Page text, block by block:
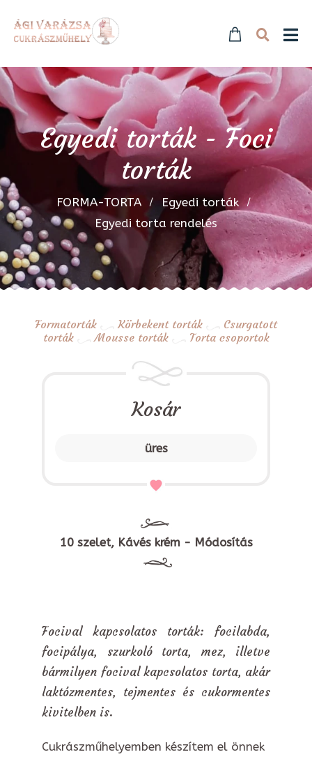
Egyedi torták - Foci
torták
FORMA-TORTA
Egyedi torták
Egyedi torta rendelés
Formatorták Körbekent torták
Csurgatott
torták
Mousse torták Torta csoportok
Kosár
üres
10 szelet, Kávés krém - Módosítás
Focival kapcsolatos torták: focilabda,
focipálya, szurkoló torta, mez, illetve
bármilyen focival kapcsolatos torta, akár
laktózmentes, tejmentes és cukormentes
kivitelben is.
Cukrászműhelyemben készítem el önnek